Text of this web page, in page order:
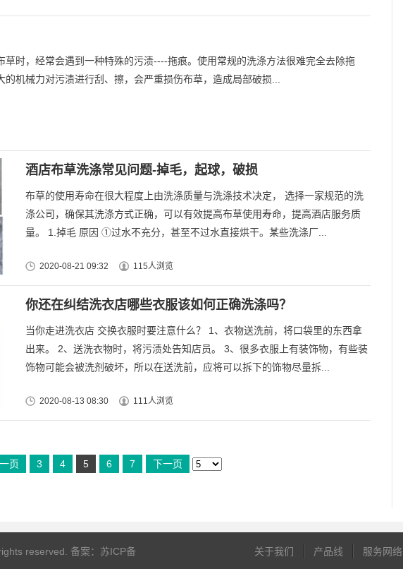
时，经常会遇到一种特殊的污渍----拖痕。使用常规的洗涤方法很难完全去除拖
机械力对污渍进行刮、擦，会严重损伤布草，造成局部破损...
酒店布草洗涤常见问题-掉毛，起球，破损
布草的使用寿命在很大程度上由洗涤质量与洗涤技术决定， 选择一家规范的洗
涤公司，确保其洗涤方式正确，可以有效提高布草使用寿命，提高酒店服务质
量。 1.掉毛 原因 ①过水不充分，甚至不过水直接烘干。某些洗涤厂...
2020-08-21 09:32 115人浏览
你还在纠结洗衣店哪些衣服该如何正确洗涤吗？
当你走进洗衣店 交换衣服时要注意什么？ 1、衣物送洗前，将口袋里的东西拿
出来。 2、送洗衣物时，将污渍处告知店员。 3、很多衣服上有装饰物，有些装
饰物可能会被洗剂破坏，所以在送洗前，应将可以拆下的饰物尽量拆...
2020-08-13 08:30 111人浏览
一页 3 4 5 6 7 下一页
reserved. 备案：苏ICP备 关于我们 产品线 服务网络